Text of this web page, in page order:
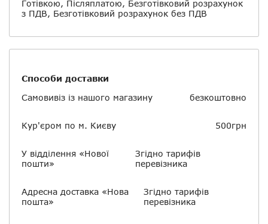
Готівкою, Післяплатою, Безготівковий розрахунок
з ПДВ, Безготівковий розрахунок без ПДВ
Способи доставки
Самовивіз із нашого магазину
безкоштовно
Кур'єром по м. Києву 500грн
У відділення «Нової
пошти»
Згідно тарифів
перевізника
Адресна доставка «Нова
пошта»
Згідно тарифів
перевізника